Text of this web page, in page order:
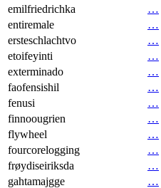
emilfriedrichka
…
entiremale
…
ersteschlachtvo
…
etoifeyinti
…
exterminado
…
faofensishil
…
fenusi
…
finnoougrien
…
flywheel
…
fourcorelogging
…
frøydiseiriksda
…
gahtamajgge
…